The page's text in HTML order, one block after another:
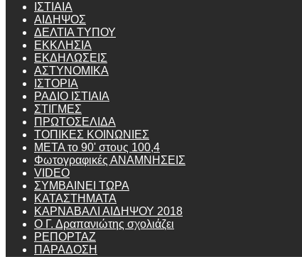
ΙΣΤΙΑΙΑ
ΑΙΔΗΨΟΣ
ΔΕΛΤΙΑ ΤΥΠΟΥ
ΕΚΚΛΗΣΙΑ
ΕΚΔΗΛΩΣΕΙΣ
ΑΣΤΥΝΟΜΙΚΑ
ΙΣΤΟΡΙΑ
ΡΑΔΙΟ ΙΣΤΙΑΙΑ
ΣΤΙΓΜΕΣ
ΠΡΩΤΟΣΕΛΙΔΑ
ΤΟΠΙΚΕΣ ΚΟΙΝΩΝΙΕΣ
ΜΕΤΑ το 90' στους 100,4
Φωτογραφικές ΑΝΑΜΝΗΣΕΙΣ
VIDEO
ΣΥΜΒΑΙΝΕΙ ΤΩΡΑ
ΚΑΤΑΣΤΗΜΑΤΑ
ΚΑΡΝΑΒΑΛΙ ΑΙΔΗΨΟΥ 2018
Ο Γ. Δραπανιώτης σχολιάζει
ΡΕΠΟΡΤΑΖ
ΠΑΡΑΔΟΣΗ